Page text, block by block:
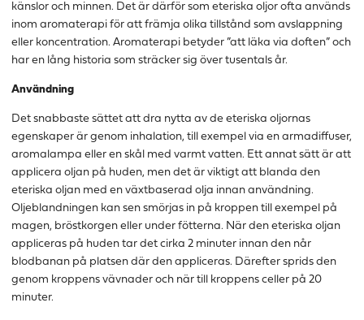
känslor och minnen. Det är därför som eteriska oljor ofta används
inom aromaterapi för att främja olika tillstånd som avslappning
eller koncentration. Aromaterapi betyder ”att läka via doften” och
har en lång historia som sträcker sig över tusentals år.
Användning
Det snabbaste sättet att dra nytta av de eteriska oljornas
egenskaper är genom inhalation, till exempel via en armadiffuser,
aromalampa eller en skål med varmt vatten. Ett annat sätt är att
applicera oljan på huden, men det är viktigt att blanda den
eteriska oljan med en växtbaserad olja innan användning.
Oljeblandningen kan sen smörjas in på kroppen till exempel på
magen, bröstkorgen eller under fötterna. När den eteriska oljan
appliceras på huden tar det cirka 2 minuter innan den når
blodbanan på platsen där den appliceras. Därefter sprids den
genom kroppens vävnader och när till kroppens celler på 20
minuter.